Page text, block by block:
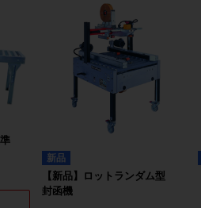
新品
【新品】ロットランダム型
封函機